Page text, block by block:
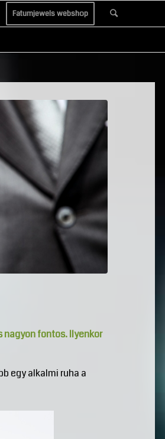
Fatumjewels webshop
nagyon fontos. Ilyenkor
egy alkalmi ruha a